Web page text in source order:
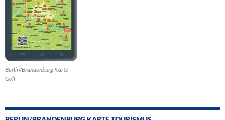
Berlin/Brandenburg Karte
Golf